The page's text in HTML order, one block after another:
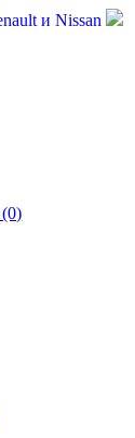
и Nissan
(0)